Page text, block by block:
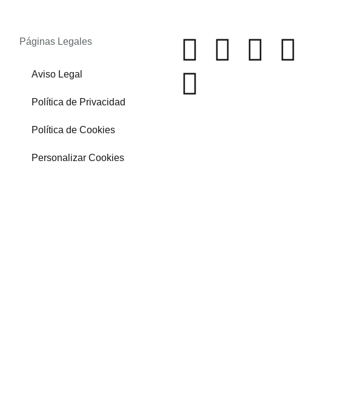
Páginas Legales
Aviso Legal
Política de Privacidad
Política de Cookies
Personalizar Cookies